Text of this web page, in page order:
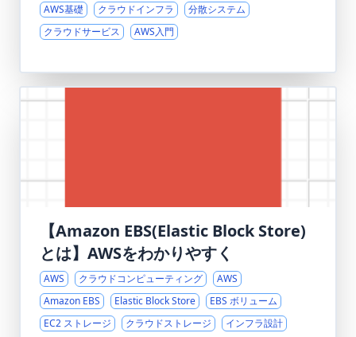
AWS基礎
クラウドインフラ
分散システム
クラウドサービス
AWS入門
【Amazon EBS(Elastic Block Store)
とは】AWSをわかりやすく
AWS クラウドコンピューティング
AWS
Amazon EBS
Elastic Block Store
EBS ボリューム
EC2 ストレージ
クラウドストレージ
インフラ設計